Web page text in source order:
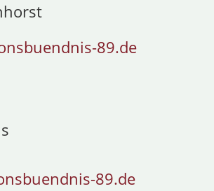
89.de
89.de